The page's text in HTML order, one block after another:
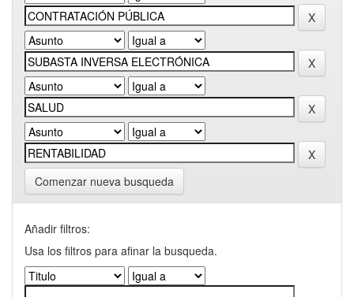
Comenzar nueva busqueda
Añadir filtros:
Usa los filtros para afinar la busqueda.